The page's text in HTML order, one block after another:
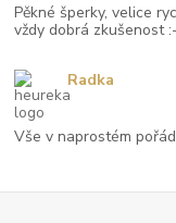
Pěkné šperky, velice
vždy dobrá zkušenost
Vše v naprostém
Radka